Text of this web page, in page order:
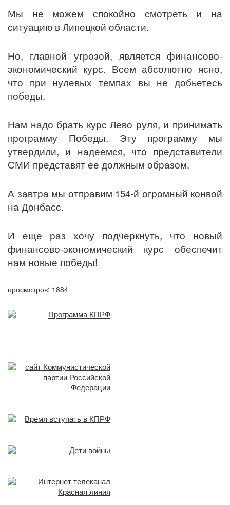
Мы не можем спокойно смотреть и на
ситуацию в Липецкой области.
Но, главной угрозой, является финансово-
экономический курс. Всем абсолютно ясно,
что при нулевых темпах вы не добьетесь
победы.
Нам надо брать курс Лево руля, и принимать
программу Победы. Эту программу мы
утвердили, и надеемся, что представители
СМИ представят ее должным образом.
А завтра мы отправим 154-й огромный конвой
на Донбасс.
И еще раз хочу подчеркнуть, что новый
финансово-экономический курс обеспечит
нам новые победы!
просмотров: 1884